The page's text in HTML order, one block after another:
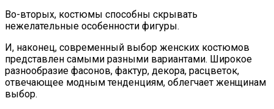
Во-вторых, костюмы способны скрывать
нежелательные особенности фигуры.
И, наконец, современный выбор женских костюмов
представлен самыми разными вариантами. Широкое
разнообразие фасонов, фактур, декора, расцветок,
отвечающее модным тенденциям, облегчает женщинам
выбор.